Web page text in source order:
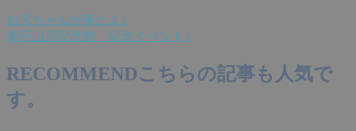
お兄ちゃんが来たよ♪
漱石山房記念館 記念イベント♪
RECOMMENDこちらの記事も人気で
す。